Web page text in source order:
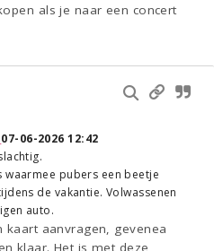
als je naar een concert
07-06-2026 12:42
waarmee pubers een beetje
de vakantie. Volwassenen
auto.
kaart aanvragen, gevenea
klaar. Het is met deze